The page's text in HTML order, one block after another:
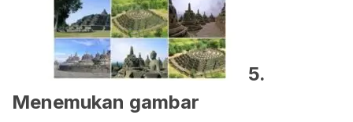
5.
Menemukan gambar